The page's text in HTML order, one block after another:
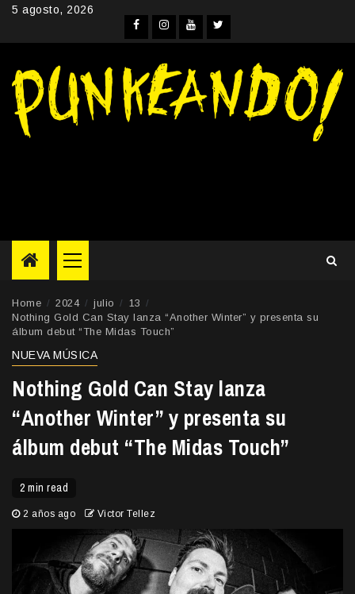
Skip5 agosto, 2026
Facebook
Instagram
YouTube
Twitter
Primary
Menu
Home 2024 julio
13
Nothing Gold Can Stay lanza “Another Winter” y presenta su
álbum debut “The Midas Touch”
NUEVA MÚSICA
Nothing Gold Can Stay lanza
“Another Winter” y presenta su
álbum debut “The Midas Touch”
2 min read
2 años ago Victor Tellez